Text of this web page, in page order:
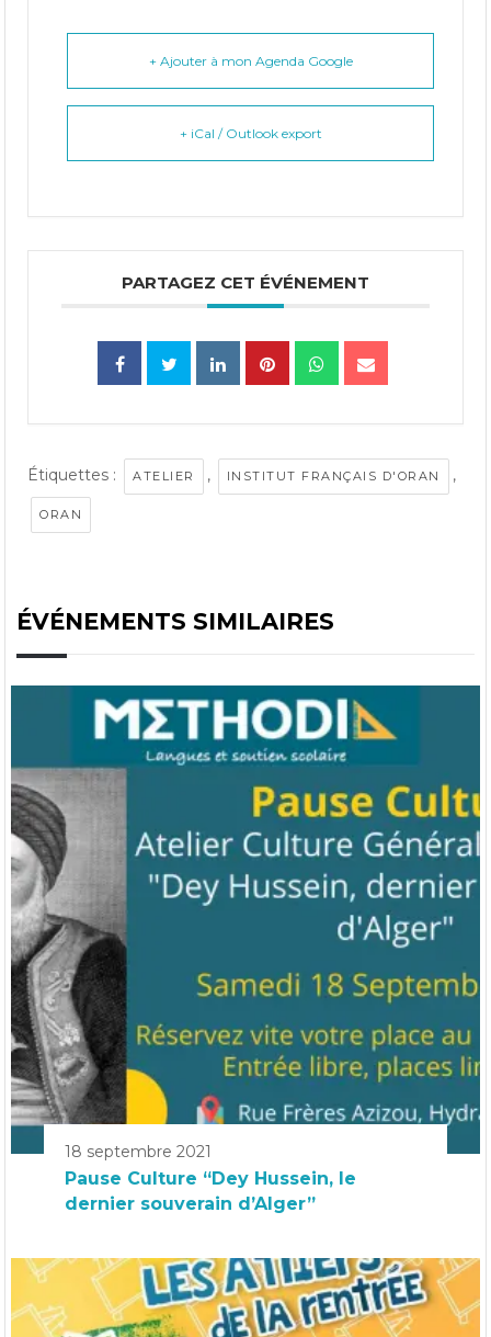
+ Ajouter à mon Agenda Google
+ iCal / Outlook export
PARTAGEZ CET ÉVÉNEMENT
Étiquettes : ATELIER , INSTITUT FRANÇAIS D'ORAN ,
ORAN
ÉVÉNEMENTS SIMILAIRES
18 septembre 2021
Pause Culture “Dey Hussein, le
dernier souverain d’Alger”